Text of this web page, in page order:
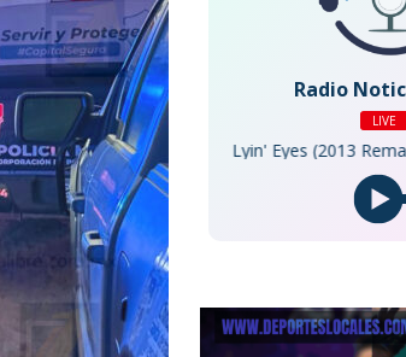
Radio
LIVE
Eagles - Lyin' Eyes (2013 Remaster)